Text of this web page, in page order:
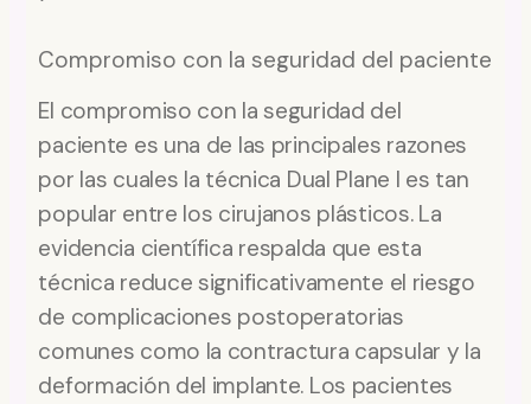
Compromiso con la seguridad del paciente
El compromiso con la seguridad del
paciente es una de las principales razones
por las cuales la técnica Dual Plane I es tan
popular entre los cirujanos plásticos. La
evidencia científica respalda que esta
técnica reduce significativamente el riesgo
de complicaciones postoperatorias
comunes como la contractura capsular y la
deformación del implante. Los pacientes